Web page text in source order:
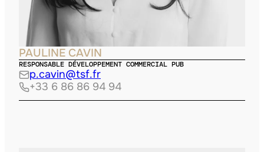
PAULINE CAVIN
RESPONSABLE DÉVELOPPEMENT COMMERCIAL PUB
p.cavin@tsf.fr
+33 6 86 86 94 94